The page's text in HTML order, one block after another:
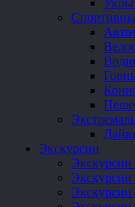
Экскурсии
Экскурсии
Экскурсии
Экскурсии